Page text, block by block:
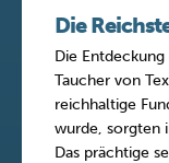
Die
Die
Taucher von
reichhaltige
wurde, sorgten
Das prächtige